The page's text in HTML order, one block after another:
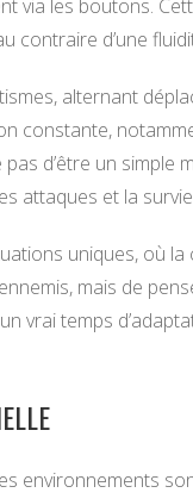
via les boutons.
contraire d’une
alternant
constante,
d’être un simple
attaques et la
uniques, où
mais de
vrai temps
environnements